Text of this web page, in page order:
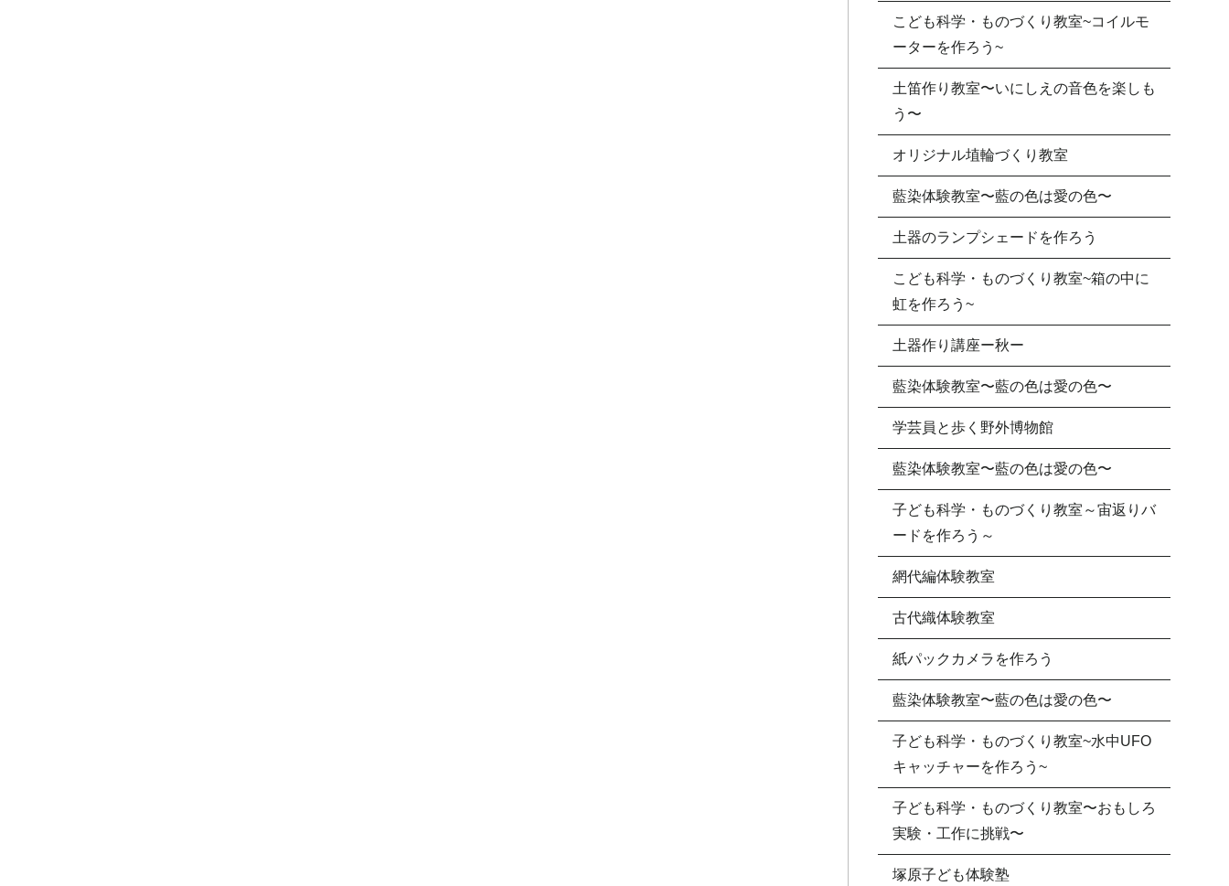
こども科学・ものづくり教室~コイルモ
ーターを作ろう~
土笛作り教室〜いにしえの音色を楽しも
う〜
オリジナル埴輪づくり教室
藍染体験教室〜藍の色は愛の色〜
土器のランプシェードを作ろう
こども科学・ものづくり教室~箱の中に
虹を作ろう~
土器作り講座ー秋ー
藍染体験教室〜藍の色は愛の色〜
学芸員と歩く野外博物館
藍染体験教室〜藍の色は愛の色〜
子ども科学・ものづくり教室～宙返りバ
ードを作ろう～
網代編体験教室
古代織体験教室
紙パックカメラを作ろう
藍染体験教室〜藍の色は愛の色〜
子ども科学・ものづくり教室~水中UFO
キャッチャーを作ろう~
子ども科学・ものづくり教室〜おもしろ
実験・工作に挑戦〜
塚原子ども体験塾